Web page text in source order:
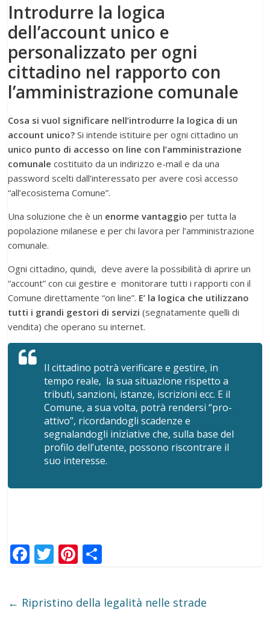
Introdurre la logica
dell’account unico e
personalizzato per ogni
cittadino nel rapporto con
l’amministrazione comunale
Cosa si vuol significare nell’introdurre la logica di un
account unico? Si intende istituire per ogni cittadino un
unico punto di accesso on line con l’amministrazione
comunale costituito da un indirizzo e-mail e da una
password scelti dall’interessato per avere così accesso
“all’ecosistema Comune”.
Una soluzione che è un enorme vantaggio per tutta la
popolazione milanese e per chi lavora per l’amministrazione
comunale.
Ogni cittadino, quindi, deve avere la possibilità di aprire un
“account” con cui gestire e monitorare tutti i rapporti con il
Comune direttamente “on line”. E’ la logica che utilizzano
tutti i grandi gestori di servizi (segnatamente quelli di
vendita) che operano su internet.
Il cittadino potrà verificare e gestire, in
tempo reale, la sua situazione rispetto a
tributi, sanzioni, istanze, iscrizioni ecc. E il
Comune, a sua volta, potrà rendersi “pro-
attivo”, ricordandogli scadenze e
segnalandogli iniziative che, sulla base del
profilo dell’utente, possono riscontrare il
suo interesse.
F
e
b
T
itt
er
Pi
er
e
n
di
← Ripristino della legalità nelle strade